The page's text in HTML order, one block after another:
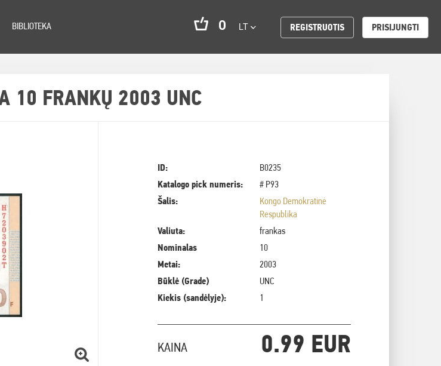
BIBLIOTEKA 0 LT REGISTRUOTIS PRISIJUNGTI
10 FRANKŲ 2003 UNC
ID:
B0235
Katalogo pick numeris:
# P93
Šalis:
Kongo Demokratinė
Respublika
Valiuta:
frankas
Nominalas
10
Metai:
2003
Būklė (Grade)
UNC
Kiekis (sandėlyje):
1
KAINA 0.99 EUR